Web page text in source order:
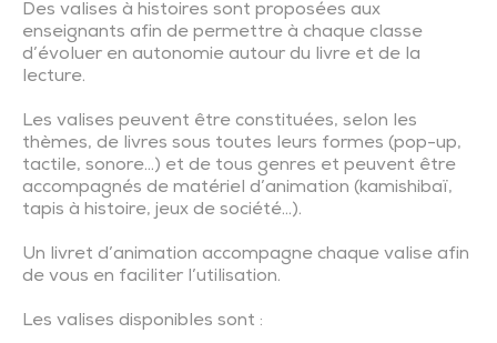
Des valises à histoires sont proposées aux
enseignants afin de permettre à chaque classe
d’évoluer en autonomie autour du livre et de la
lecture.
Les valises peuvent être constituées, selon les
thèmes, de livres sous toutes leurs formes (pop-up,
tactile, sonore…) et de tous genres et peuvent être
accompagnés de matériel d’animation (kamishibaï,
tapis à histoire, jeux de société…).
Un livret d’animation accompagne chaque valise afin
de vous en faciliter l’utilisation.
Les valises disponibles sont :